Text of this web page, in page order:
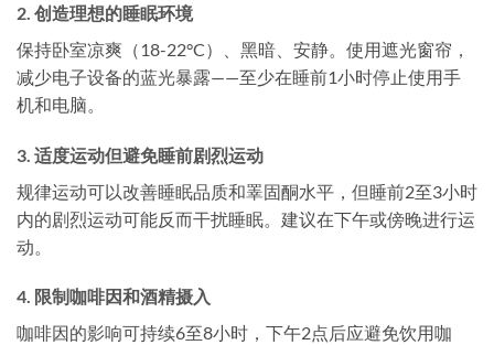
2. 创造理想的睡眠环境
保持卧室凉爽（18-22°C）、黑暗、安静。使用遮光窗帘，
减少电子设备的蓝光暴露——至少在睡前1小时停止使用手
机和电脑。
3. 适度运动但避免睡前剧烈运动
规律运动可以改善睡眠品质和睪固酮水平，但睡前2至3小时
内的剧烈运动可能反而干扰睡眠。建议在下午或傍晚进行运
动。
4. 限制咖啡因和酒精摄入
咖啡因的影响可持续6至8小时，下午2点后应避免饮用咖